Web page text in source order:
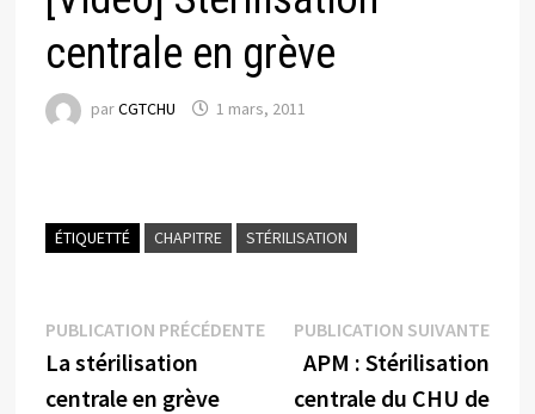
centrale en grève
parCGTCHU 1 mars, 2011
ÉTIQUETTÉ CHAPITRE STÉRILISATION
Navigation
de
PUBLICATION PRÉCÉDENTEPublication
précédente :
La stérilisation
centrale en grève
PUBLICATION SUIVANTE
APM : Stérilisation
centrale du CHU de